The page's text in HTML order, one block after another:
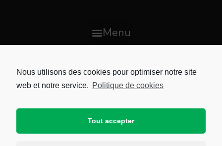
Menu
Nous utilisons des cookies pour optimiser notre site
web et notre service. Politique de cookies
Tout accepter